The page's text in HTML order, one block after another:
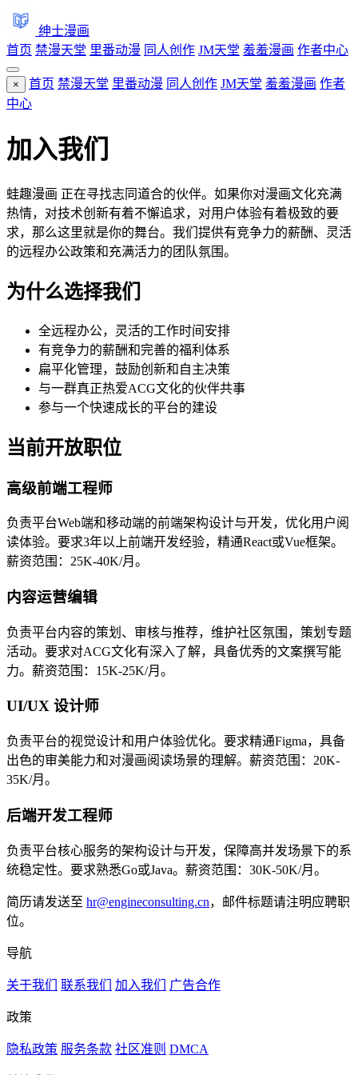
绅士漫画
首页 禁漫天堂 里番动漫 同人创作 JM天堂 羞羞漫画 作者中心
× 首页 禁漫天堂 里番动漫 同人创作 JM天堂 羞羞漫画 作者
中心
加入我们
蛙趣漫画 正在寻找志同道合的伙伴。如果你对漫画文化充满
热情，对技术创新有着不懈追求，对用户体验有着极致的要
求，那么这里就是你的舞台。我们提供有竞争力的薪酬、灵活
的远程办公政策和充满活力的团队氛围。
为什么选择我们
全远程办公，灵活的工作时间安排
有竞争力的薪酬和完善的福利体系
扁平化管理，鼓励创新和自主决策
与一群真正热爱ACG文化的伙伴共事
参与一个快速成长的平台的建设
当前开放职位
高级前端工程师
负责平台Web端和移动端的前端架构设计与开发，优化用户阅
读体验。要求3年以上前端开发经验，精通React或Vue框架。
薪资范围：25K-40K/月。
内容运营编辑
负责平台内容的策划、审核与推荐，维护社区氛围，策划专题
活动。要求对ACG文化有深入了解，具备优秀的文案撰写能
力。薪资范围：15K-25K/月。
UI/UX 设计师
负责平台的视觉设计和用户体验优化。要求精通Figma，具备
出色的审美能力和对漫画阅读场景的理解。薪资范围：20K-
35K/月。
后端开发工程师
负责平台核心服务的架构设计与开发，保障高并发场景下的系
统稳定性。要求熟悉Go或Java。薪资范围：30K-50K/月。
简历请发送至 hr@engineconsulting.cn，邮件标题请注明应聘职
位。
导航
关于我们 联系我们 加入我们 广告合作
政策
隐私政策 服务条款 社区准则 DMCA